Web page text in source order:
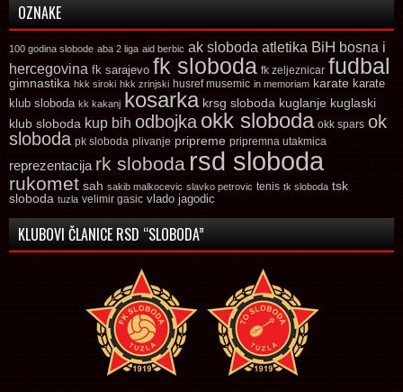
OZNAKE
100 godina slobode aba 2 liga aid berbic ak sloboda atletika BiH bosna i
hercegovina fk sarajevo fk sloboda fk zeljeznicar fudbal
gimnastika hkk siroki hkk zrinjski husref musemic in memoriam karate karate
klub sloboda kk kakanj kosarka krsg sloboda kuglanje kuglaski
klub sloboda kup bih odbojka okk sloboda okk spars ok
sloboda pk sloboda plivanje pripreme pripremna utakmica
reprezentacija rk sloboda rsd sloboda
rukomet sah sakib malkocevic slavko petrovic tenis tk sloboda tsk
sloboda tuzla velimir gasic vlado jagodic
KLUBOVI ČLANICE RSD “SLOBODA”